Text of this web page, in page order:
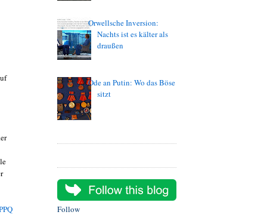
Orwellsche Inversion:
Nachts ist es kälter als
draußen
Ode an Putin: Wo das Böse
sitzt
Follow